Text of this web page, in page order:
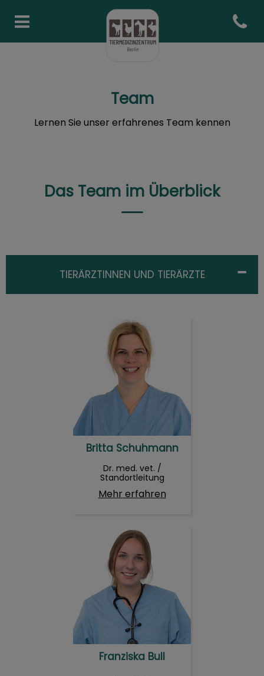
Homepage
Open
Team
Lernen Sie unser erfahrenes Team kennen
Das Team im Überblick
TIERÄRZTINNEN UND TIERÄRZTE
Britta Schuhmann
Britta Schuhmann
Dr. med. vet. /
Standortleitung
Mehr erfahren
Franziska Bull
Franziska Bull